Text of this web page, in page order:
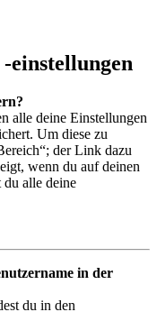
einstellungen
alle deine Einstellungen
Um diese zu
der Link dazu
wenn du auf deinen
alle deine
in der
du in den